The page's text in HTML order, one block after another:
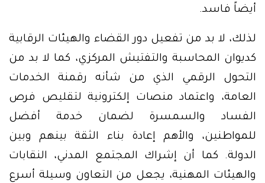
أيضاً فاسد.
لذلك، لا بد من تفعيل دور القضاء والهيئات الرقابية
كديوان المحاسبة والتفتيش المركزي، كما لا بد من
التحول الرقمي الذي من شأنه رقمنة الخدمات
العامة، واعتماد منصات إلكترونية لتقليص فرص
الفساد والسمسرة لضمان خدمة أفضل
للمواطنين، والأهم إعادة بناء الثقة بينهم وبين
الدولة. كما أن إشراك المجتمع المدني، النقابات
والهيئات المهنية، يجعل من التعاون وسيلة أسرع